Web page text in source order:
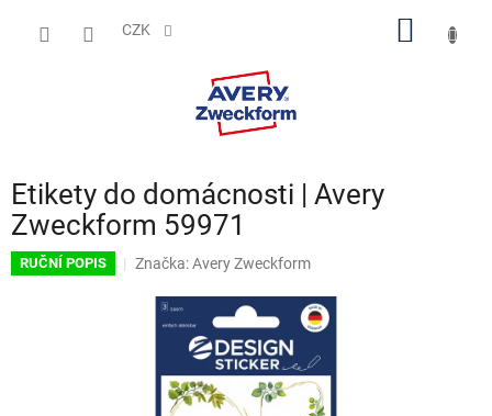
CZK
Etikety do domácnosti | Avery
Zweckform 59971
RUČNÍ POPIS Značka:Avery Zweckform